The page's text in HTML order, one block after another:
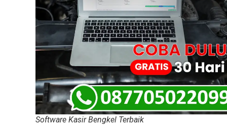
Software Kasir Bengkel Terbaik